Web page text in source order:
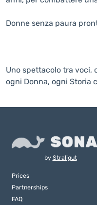
Donne senza paura
Uno spettacolo tra voci,
ogni Donna, ogni Storia
by Straligut
Prices
Partnerships
FAQ